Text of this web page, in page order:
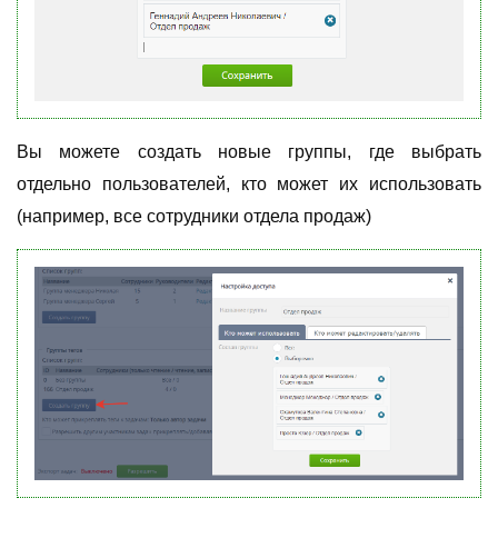
Вы можете создать новые группы, где выбрать
отдельно пользователей, кто может их использовать
(например, все сотрудники отдела продаж)